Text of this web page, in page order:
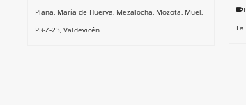
Plana, María de Huerva, Mezalocha, Mozota, Muel,
PR-Z-23, Valdevicén